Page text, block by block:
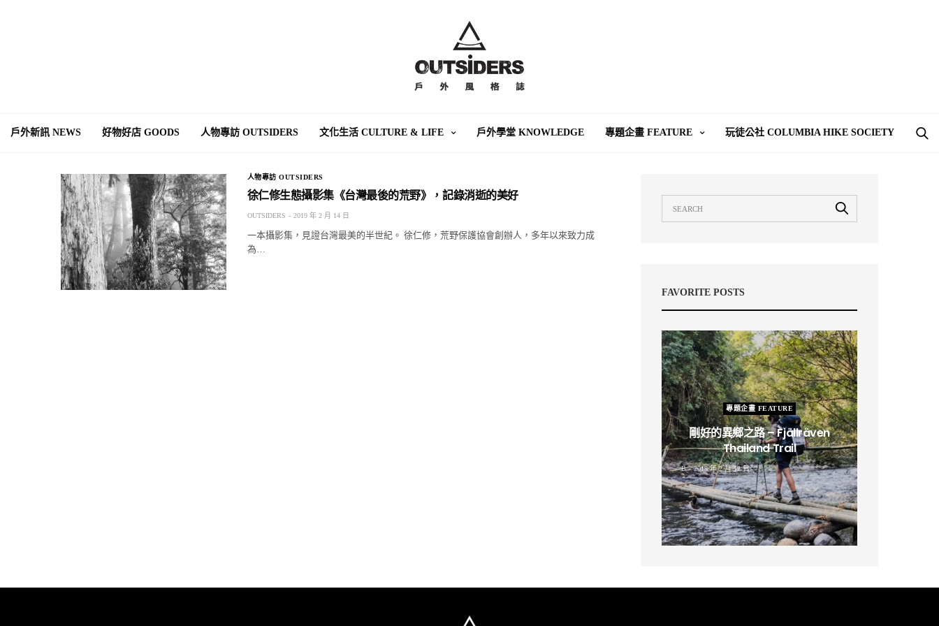
戶外新訊 NEWS 好物好店 GOODS 人物專訪 OUTSIDERS 文化生活 CULTURE & LIFE 戶外學堂 KNOWLEDGE 專題企畫 FEATURE 玩徒公社 COLUMBIA HIKE SOCIETY
人物專訪 OUTSIDERS
徐仁修生態攝影集《台灣最後的荒野》，記錄消逝的美好
OUTSIDERS 2019 年 2 月 14 日
一本攝影集，見證台灣最美的半世紀。 徐仁修，荒野保護協會創辦人，多年以來致力成
為…
FAVORITE POSTS
專題企畫 FEATURE
剛好的異鄉之路 – Fjällräven
Thailand Trail
B 2019 年 2 月 12 日